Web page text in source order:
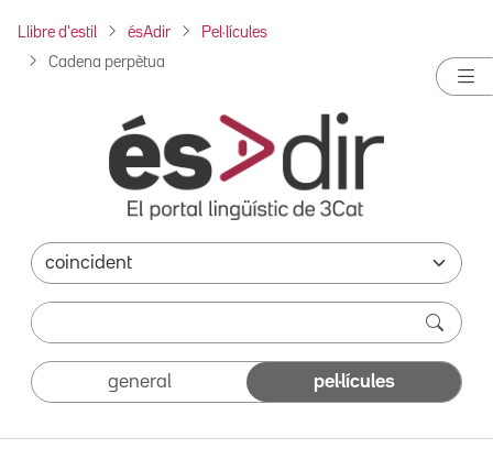
Llibre d'estil ésAdir Pel·lícules
Cadena perpètua
general pel·lícules